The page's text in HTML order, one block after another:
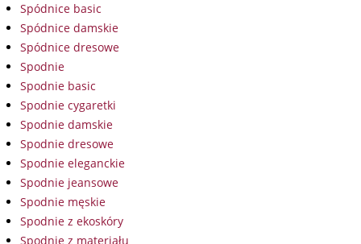
Spódnice basic
Spódnice damskie
Spódnice dresowe
Spodnie
Spodnie basic
Spodnie cygaretki
Spodnie damskie
Spodnie dresowe
Spodnie eleganckie
Spodnie jeansowe
Spodnie męskie
Spodnie z ekoskóry
Spodnie z materiału